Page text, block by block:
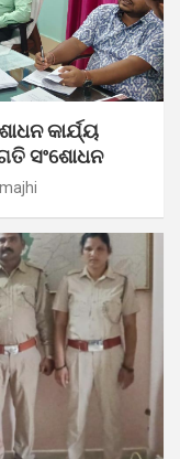
କାର୍ଯ୍ୟ
ସଂଶୋଧନ